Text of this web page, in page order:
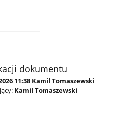
dokumentu
11:38 Kamil Tomaszewski
Kamil Tomaszewski